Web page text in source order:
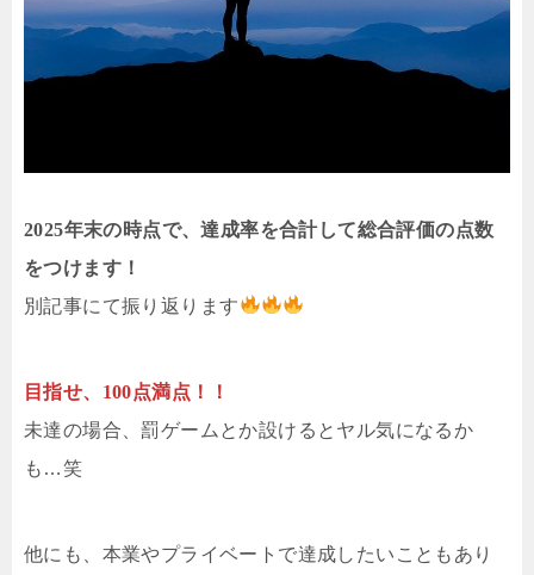
2025年末の時点で、達成率を合計して総合評価の点数
をつけます！
別記事にて振り返ります
目指せ、100点満点！！
未達の場合、罰ゲームとか設けるとヤル気になるか
も…笑
他にも、本業やプライベートで達成したいこともあり